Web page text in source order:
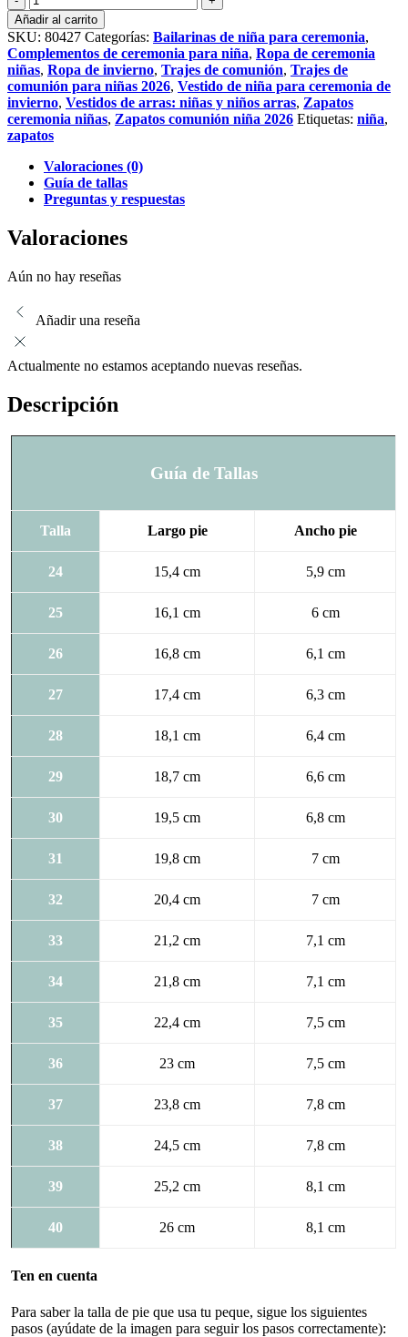
de
piel
morados
cantidad
Añadir al carrito
SKU: 80427 Categorías: Bailarinas de niña para ceremonia,
Complementos de ceremonia para niña, Ropa de ceremonia
niñas, Ropa de invierno, Trajes de comunión, Trajes de
comunión para niñas 2026, Vestido de niña para ceremonia de
invierno, Vestidos de arras: niñas y niños arras, Zapatos
ceremonia niñas, Zapatos comunión niña 2026 Etiquetas: niña,
zapatos
Valoraciones (0)
Guía de tallas
Preguntas y respuestas
Valoraciones
Aún no hay reseñas
Añadir una reseña
Actualmente no estamos aceptando nuevas reseñas.
Descripción
Guía de Tallas
Talla Largo pie Ancho pie
24 15,4 cm 5,9 cm
25 16,1 cm 6 cm
26 16,8 cm 6,1 cm
27 17,4 cm 6,3 cm
28 18,1 cm 6,4 cm
29 18,7 cm 6,6 cm
30 19,5 cm 6,8 cm
31 19,8 cm 7 cm
32 20,4 cm 7 cm
33 21,2 cm 7,1 cm
34 21,8 cm 7,1 cm
35 22,4 cm 7,5 cm
36 23 cm 7,5 cm
37 23,8 cm 7,8 cm
38 24,5 cm 7,8 cm
39 25,2 cm 8,1 cm
40 26 cm 8,1 cm
Ten en cuenta
Para saber la talla de pie que usa tu peque, sigue los siguientes
pasos (ayúdate de la imagen para seguir los pasos correctamente):